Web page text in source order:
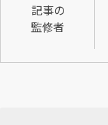
記事の
監修者